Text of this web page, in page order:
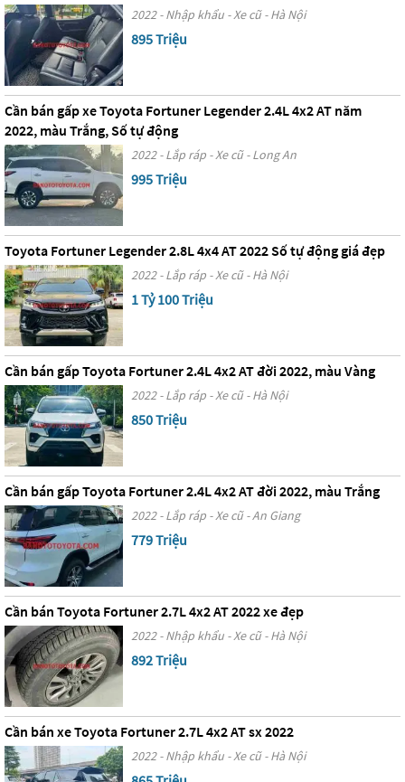
2022 - Nhập khẩu - Xe cũ - Hà Nội
895 Triệu
Cần bán gấp xe Toyota Fortuner Legender 2.4L 4x2 AT năm
2022, màu Trắng, Số tự động
2022 - Lắp ráp - Xe cũ - Long An
995 Triệu
Toyota Fortuner Legender 2.8L 4x4 AT 2022 Số tự động giá đẹp
2022 - Lắp ráp - Xe cũ - Hà Nội
1 Tỷ 100 Triệu
Cần bán gấp Toyota Fortuner 2.4L 4x2 AT đời 2022, màu Vàng
2022 - Lắp ráp - Xe cũ - Hà Nội
850 Triệu
Cần bán gấp Toyota Fortuner 2.4L 4x2 AT đời 2022, màu Trắng
2022 - Lắp ráp - Xe cũ - An Giang
779 Triệu
Cần bán Toyota Fortuner 2.7L 4x2 AT 2022 xe đẹp
2022 - Nhập khẩu - Xe cũ - Hà Nội
892 Triệu
Cần bán xe Toyota Fortuner 2.7L 4x2 AT sx 2022
2022 - Nhập khẩu - Xe cũ - Hà Nội